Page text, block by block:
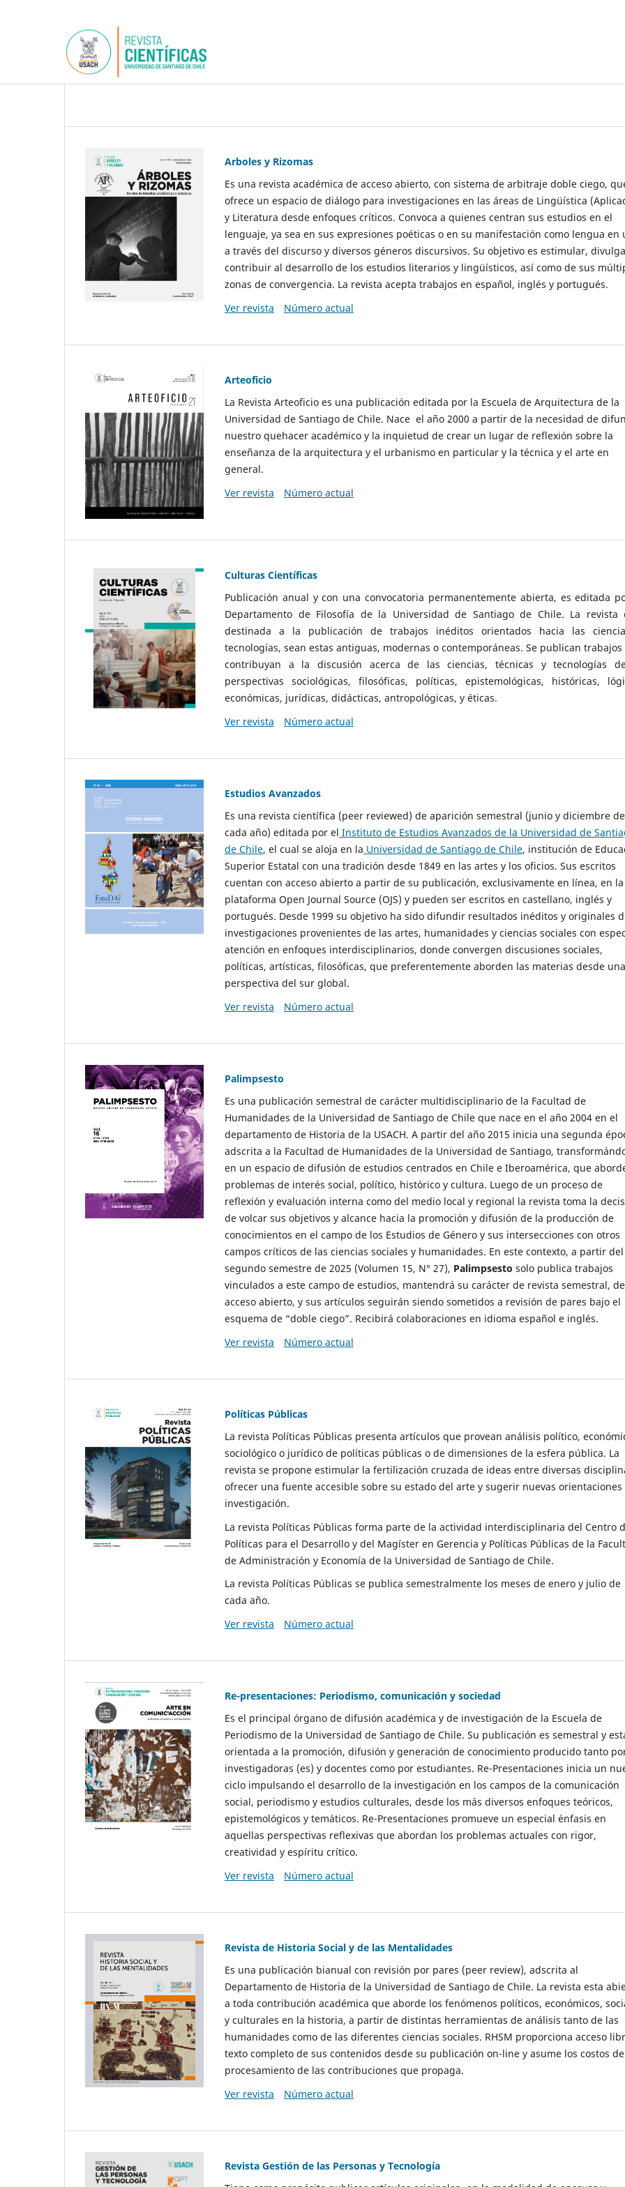
Arboles y Rizomas
Es una revista académica de acceso abierto, con sistema de arbitraje doble ciego,
ofrece un espacio de diálogo para investigaciones en las áreas de Lingüística
y Literatura desde enfoques críticos. Convoca a quienes centran sus estudios en el
lenguaje, ya sea en sus expresiones poéticas o en su manifestación como lengua en
a través del discurso y diversos géneros discursivos. Su objetivo es estimular,
contribuir al desarrollo de los estudios literarios y lingüísticos, así como de sus
zonas de convergencia. La revista acepta trabajos en español, inglés y portugués.
Ver revista
Número actual
Arteoficio
La Revista Arteoficio es una publicación editada por la Escuela de Arquitectura de la
Universidad de Santiago de Chile. Nace el año 2000 a partir de la necesidad de
nuestro quehacer académico y la inquietud de crear un lugar de reflexión sobre la
enseñanza de la arquitectura y el urbanismo en particular y la técnica y el arte en
general.
Ver revista
Número actual
Culturas Científicas
Publicación anual y con una convocatoria permanentemente abierta, es editada
Departamento de Filosofía de la Universidad de Santiago de Chile. La revista
destinada a la publicación de trabajos inéditos orientados hacia las
tecnologías, sean estas antiguas, modernas o contemporáneas. Se publican
contribuyan a la discusión acerca de las ciencias, técnicas y tecnologías
perspectivas sociológicas, filosóficas, políticas, epistemológicas, históricas,
económicas, jurídicas, didácticas, antropológicas, y éticas.
Ver revista
Número actual
Estudios Avanzados
Es una revista científica (peer reviewed) de aparición semestral (junio y diciembre de
cada año) editada por el Instituto de Estudios Avanzados de la Universidad de
de Chile, el cual se aloja en la Universidad de Santiago de Chile, institución de
Superior Estatal con una tradición desde 1849 en las artes y los oficios. Sus escritos
cuentan con acceso abierto a partir de su publicación, exclusivamente en línea, en la
plataforma Open Journal Source (OJS) y pueden ser escritos en castellano, inglés y
portugués. Desde 1999 su objetivo ha sido difundir resultados inéditos y originales
investigaciones provenientes de las artes, humanidades y ciencias sociales con
atención en enfoques interdisciplinarios, donde convergen discusiones sociales,
políticas, artísticas, filosóficas, que preferentemente aborden las materias desde una
perspectiva del sur global.
Ver revista
Número actual
Palimpsesto
Es una publicación semestral de carácter multidisciplinario de la Facultad de
Humanidades de la Universidad de Santiago de Chile que nace en el año 2004 en el
departamento de Historia de la USACH. A partir del año 2015 inicia una segunda
adscrita a la Facultad de Humanidades de la Universidad de Santiago,
en un espacio de difusión de estudios centrados en Chile e Iberoamérica, que
problemas de interés social, político, histórico y cultura. Luego de un proceso de
reflexión y evaluación interna como del medio local y regional la revista toma la
de volcar sus objetivos y alcance hacia la promoción y difusión de la producción de
conocimientos en el campo de los Estudios de Género y sus intersecciones con otros
campos críticos de las ciencias sociales y humanidades. En este contexto, a partir del
segundo semestre de 2025 (Volumen 15, N° 27), Palimpsesto solo publica trabajos
vinculados a este campo de estudios, mantendrá su carácter de revista semestral, de
acceso abierto, y sus artículos seguirán siendo sometidos a revisión de pares bajo el
esquema de “doble ciego”. Recibirá colaboraciones en idioma español e inglés.
Ver revista
Número actual
Políticas Públicas
La revista Políticas Públicas presenta artículos que provean análisis político,
sociológico o jurídico de políticas públicas o de dimensiones de la esfera pública. La
revista se propone estimular la fertilización cruzada de ideas entre diversas
ofrecer una fuente accesible sobre su estado del arte y sugerir nuevas orientaciones
investigación.
La revista Políticas Públicas forma parte de la actividad interdisciplinaria del Centro
Políticas para el Desarrollo y del Magíster en Gerencia y Políticas Públicas de la
de Administración y Economía de la Universidad de Santiago de Chile.
La revista Políticas Públicas se publica semestralmente los meses de enero y julio de
cada año.
Ver revista
Número actual
Re-presentaciones: Periodismo, comunicación y sociedad
Es el principal órgano de difusión académica y de investigación de la Escuela de
Periodismo de la Universidad de Santiago de Chile. Su publicación es semestral y
orientada a la promoción, difusión y generación de conocimiento producido tanto
investigadoras (es) y docentes como por estudiantes. Re-Presentaciones inicia un
ciclo impulsando el desarrollo de la investigación en los campos de la comunicación
social, periodismo y estudios culturales, desde los más diversos enfoques teóricos,
epistemológicos y temáticos. Re-Presentaciones promueve un especial énfasis en
aquellas perspectivas reflexivas que abordan los problemas actuales con rigor,
creatividad y espíritu crítico.
Ver revista
Número actual
Revista de Historia Social y de las Mentalidades
Es una publicación bianual con revisión por pares (peer review), adscrita al
Departamento de Historia de la Universidad de Santiago de Chile. La revista esta
a toda contribución académica que aborde los fenómenos políticos, económicos,
y culturales en la historia, a partir de distintas herramientas de análisis tanto de las
humanidades como de las diferentes ciencias sociales. RHSM proporciona acceso
texto completo de sus contenidos desde su publicación on-line y asume los costos de
procesamiento de las contribuciones que propaga.
Ver revista
Número actual
Revista Gestión de las Personas y Tecnología